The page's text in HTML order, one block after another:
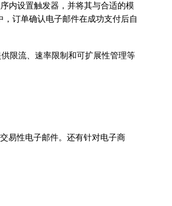
内设置触发器，并将其与合适的模
订单确认电子邮件在成功支付后自
限流、速率限制和可扩展性管理等
易性电子邮件。还有针对电子商